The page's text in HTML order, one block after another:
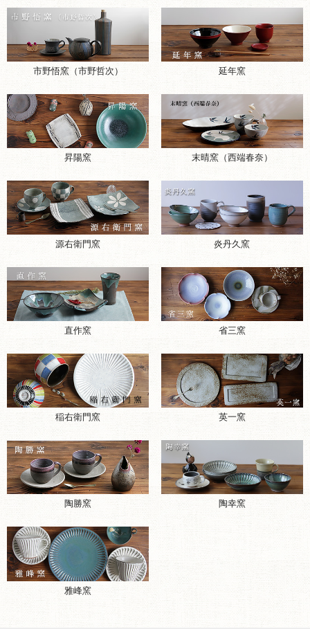
市野悟窯（市野哲次） 延年窯
昇陽窯 末晴窯（西端春奈）
源右衛門窯 炎丹久窯
直作窯 省三窯
稲右衛門窯 英一窯
陶勝窯 陶幸窯
雅峰窯